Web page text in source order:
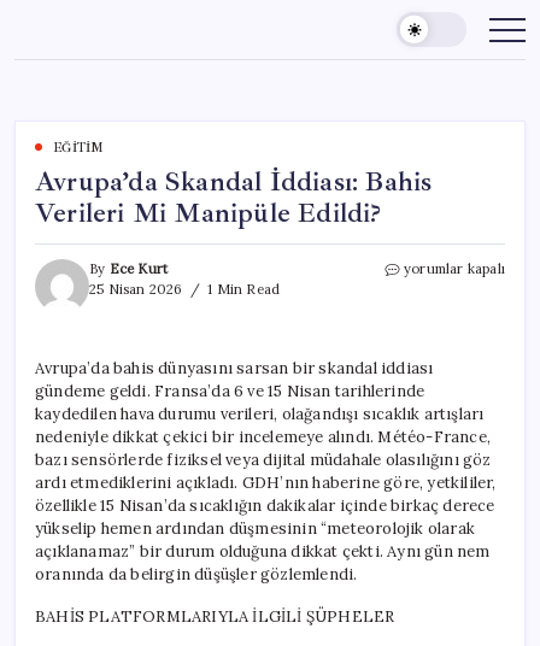
content
EĞITIM
Avrupa’da Skandal İddiası: Bahis
Verileri Mi Manipüle Edildi?
By Ece Kurt
25 Nisan 2026
1 Min Read
Avrupa’da
Mi
Manipüle
Edildi?
için
yorumlar kapalı
Avrupa’da bahis dünyasını sarsan bir skandal iddiası
gündeme geldi. Fransa’da 6 ve 15 Nisan tarihlerinde
kaydedilen hava durumu verileri, olağandışı sıcaklık artışları
nedeniyle dikkat çekici bir incelemeye alındı. Météo-France,
bazı sensörlerde fiziksel veya dijital müdahale olasılığını göz
ardı etmediklerini açıkladı. GDH’nın haberine göre, yetkililer,
özellikle 15 Nisan’da sıcaklığın dakikalar içinde birkaç derece
yükselip hemen ardından düşmesinin “meteorolojik olarak
açıklanamaz” bir durum olduğuna dikkat çekti. Aynı gün nem
oranında da belirgin düşüşler gözlemlendi.
BAHİS PLATFORMLARIYLA İLGİLİ ŞÜPHELER